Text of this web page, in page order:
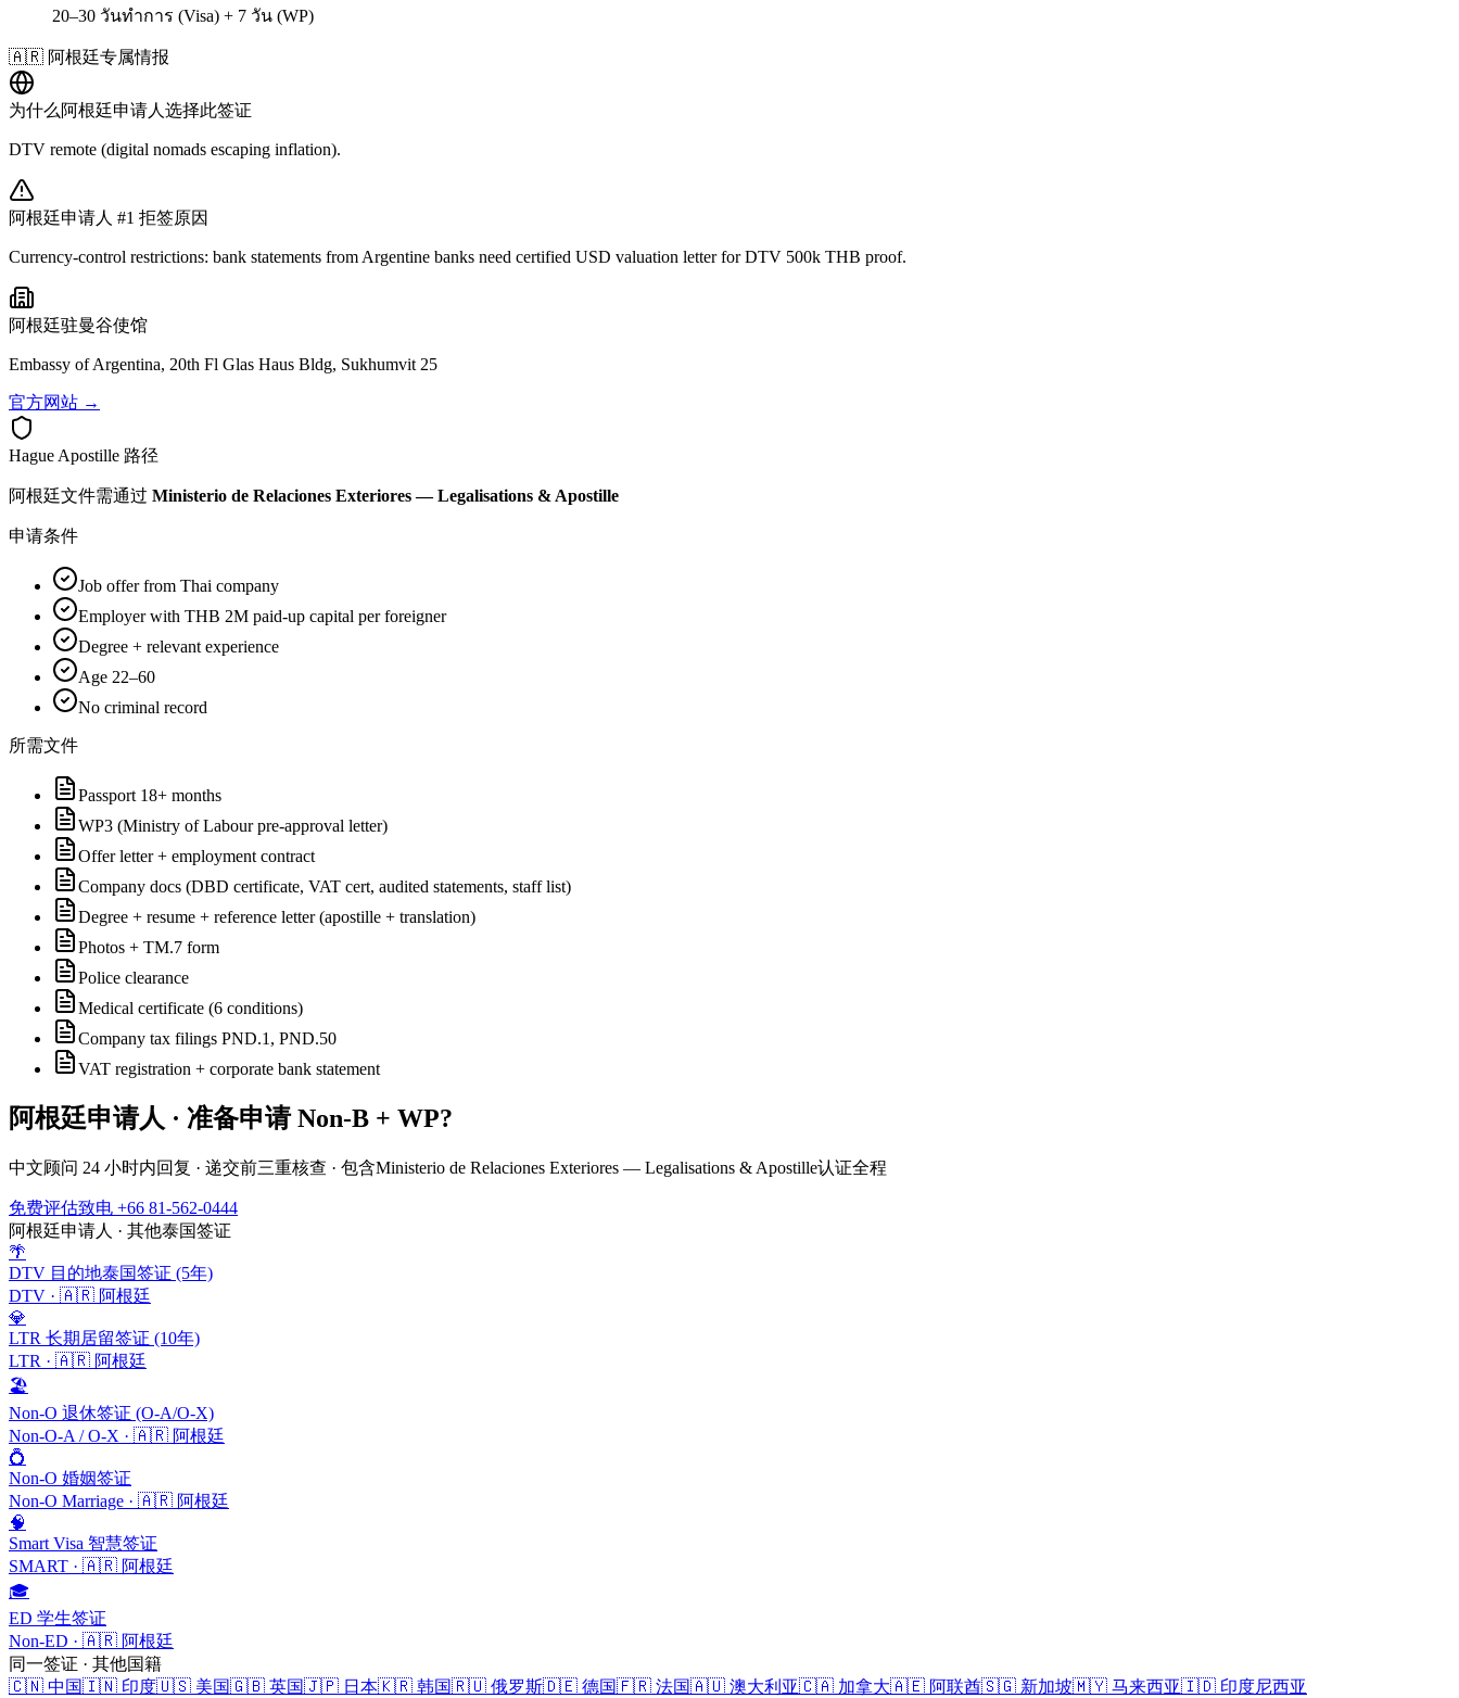
20–30 วันทำการ (Visa) + 7 วัน (WP)
🇦🇷 阿根廷专属情报
为什么 阿根廷申请人选择此签证
DTV remote (digital nomads escaping inflation).
阿根廷申请人 #1 拒签原因
Currency-control restrictions: bank statements from Argentine banks need certified USD valuation letter for DTV 500k THB proof.
阿根廷驻曼谷使馆
Embassy of Argentina, 20th Fl Glas Haus Bldg, Sukhumvit 25
官方网站 →
Hague Apostille 路径
阿根廷文件需通过 Ministerio de Relaciones Exteriores — Legalisations & Apostille
申请条件
Job offer from Thai company
Employer with THB 2M paid-up capital per foreigner
Degree + relevant experience
Age 22–60
No criminal record
所需文件
Passport 18+ months
WP3 (Ministry of Labour pre-approval letter)
Offer letter + employment contract
Company docs (DBD certificate, VAT cert, audited statements, staff list)
Degree + resume + reference letter (apostille + translation)
Photos + TM.7 form
Police clearance
Medical certificate (6 conditions)
Company tax filings PND.1, PND.50
VAT registration + corporate bank statement
阿根廷申请人 · 准备申请Non-B + WP?
中文顾问 24 小时内回复 · 递交前三重核查 · 包含Ministerio de Relaciones Exteriores — Legalisations & Apostille认证全程
免费评估致电 +66 81-562-0444
阿根廷申请人 · 其他泰国签证
🌴
DTV 目的地泰国签证 (5年)
DTV · 🇦🇷 阿根廷
💎
LTR 长期居留签证 (10年)
LTR · 🇦🇷 阿根廷
🏖️
Non-O 退休签证 (O-A/O-X)
Non-O-A / O-X · 🇦🇷 阿根廷
💍
Non-O 婚姻签证
Non-O Marriage · 🇦🇷 阿根廷
🧠
Smart Visa 智慧签证
SMART · 🇦🇷 阿根廷
🎓
ED 学生签证
Non-ED · 🇦🇷 阿根廷
同一签证 · 其他国籍
🇨🇳 中国🇮🇳 印度🇺🇸 美国🇬🇧 英国🇯🇵 日本🇰🇷 韩国🇷🇺 俄罗斯🇩🇪 德国🇫🇷 法国🇦🇺 澳大利亚🇨🇦 加拿大🇦🇪 阿联酋🇸🇬 新加坡🇲🇾 马来西亚🇮🇩 印度尼西亚